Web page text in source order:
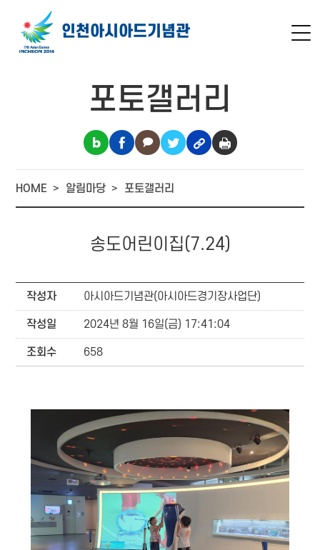
인천아시아드기념관
포토갤러리
HOME 알림마당 포토갤러리
송도어린이집(7.24)
작성자 아시아드기념관(아시아드경기장사업단)
작성일 2024년 8월 16일(금) 17:41:04
조회수 658